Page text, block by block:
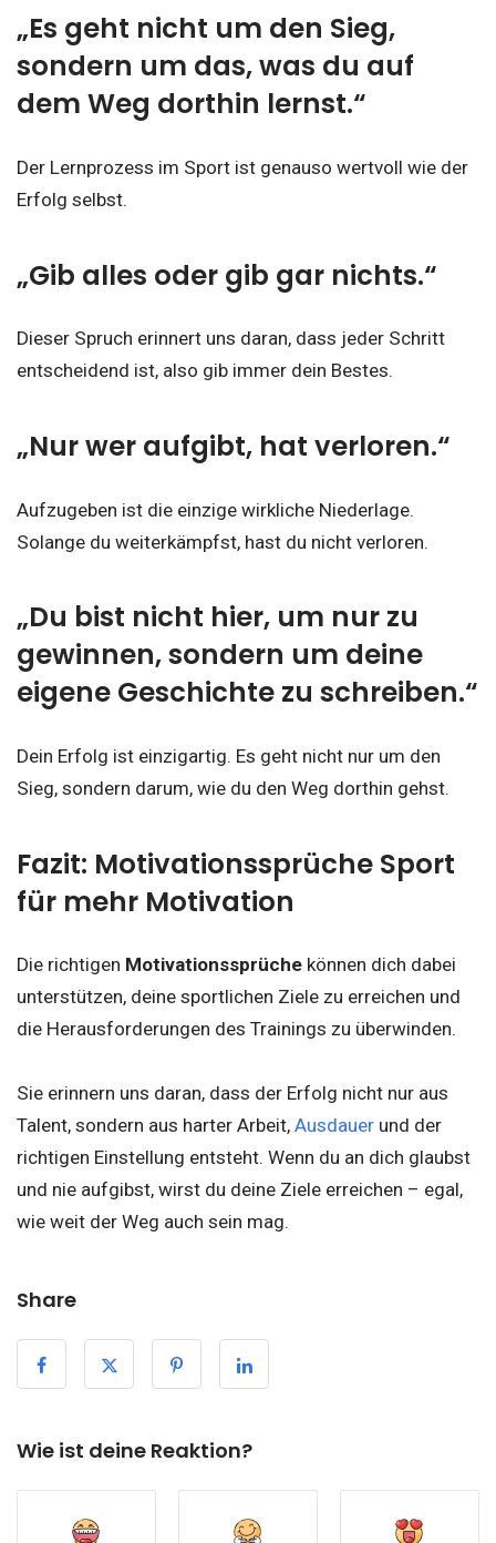
„Es geht nicht um den Sieg,
sondern um das, was du auf
dem Weg dorthin lernst.“
Der Lernprozess im Sport ist genauso wertvoll wie der
Erfolg selbst.
„Gib alles oder gib gar nichts.“
Dieser Spruch erinnert uns daran, dass jeder Schritt
entscheidend ist, also gib immer dein Bestes.
„Nur wer aufgibt, hat verloren.“
Aufzugeben ist die einzige wirkliche Niederlage.
Solange du weiterkämpfst, hast du nicht verloren.
„Du bist nicht hier, um nur zu
gewinnen, sondern um deine
eigene Geschichte zu schreiben.“
Dein Erfolg ist einzigartig. Es geht nicht nur um den
Sieg, sondern darum, wie du den Weg dorthin gehst.
Fazit: Motivationssprüche Sport
für mehr Motivation
Die richtigen Motivationssprüche können dich dabei
unterstützen, deine sportlichen Ziele zu erreichen und
die Herausforderungen des Trainings zu überwinden.
Sie erinnern uns daran, dass der Erfolg nicht nur aus
Talent, sondern aus harter Arbeit, Ausdauer und der
richtigen Einstellung entsteht. Wenn du an dich glaubst
und nie aufgibst, wirst du deine Ziele erreichen – egal,
wie weit der Weg auch sein mag.
Share
Wie ist deine Reaktion?